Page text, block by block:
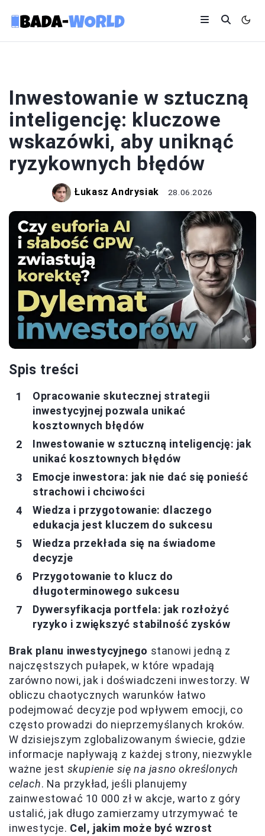
Inwestowanie w sztuczną
inteligencję: kluczowe
wskazówki, aby uniknąć
ryzykownych błędów
Łukasz Andrysiak 28.06.2026
Spis treści
Opracowanie skutecznej strategii
inwestycyjnej pozwala unikać
kosztownych błędów
Inwestowanie w sztuczną inteligencję: jak
unikać kosztownych błędów
Emocje inwestora: jak nie dać się ponieść
strachowi i chciwości
Wiedza i przygotowanie: dlaczego
edukacja jest kluczem do sukcesu
Wiedza przekłada się na świadome
decyzje
Przygotowanie to klucz do
długoterminowego sukcesu
Dywersyfikacja portfela: jak rozłożyć
ryzyko i zwiększyć stabilność zysków
Brak planu inwestycyjnego stanowi jedną z
najczęstszych pułapek, w które wpadają
zarówno nowi, jak i doświadczeni inwestorzy. W
obliczu chaotycznych warunków łatwo
podejmować decyzje pod wpływem emocji, co
często prowadzi do nieprzemyślanych kroków.
W dzisiejszym zglobalizowanym świecie, gdzie
informacje napływają z każdej strony, niezwykle
ważne jest skupienie się na jasno określonych
celach. Na przykład, jeśli planujemy
zainwestować 10 000 zł w akcje, warto z góry
ustalić, jak długo zamierzamy utrzymywać te
inwestycje. Cel, jakim może być wzrost